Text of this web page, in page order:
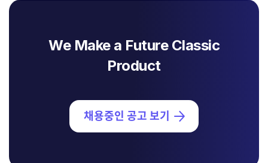
We Make a Future Classic
Product
채용중인 공고 보기